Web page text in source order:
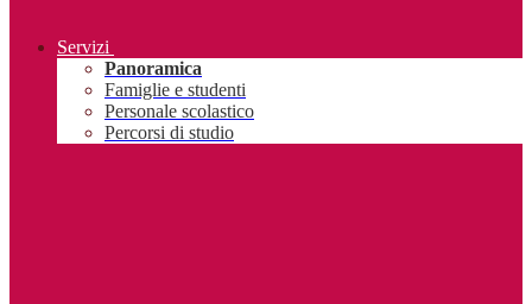
Servizi
Panoramica
Famiglie e studenti
Personale scolastico
Percorsi di studio